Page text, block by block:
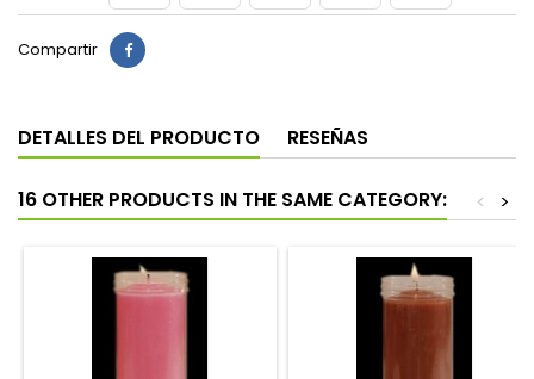
Compartir
DETALLES DEL PRODUCTO RESEÑAS
16 OTHER PRODUCTS IN THE SAME CATEGORY: >
<